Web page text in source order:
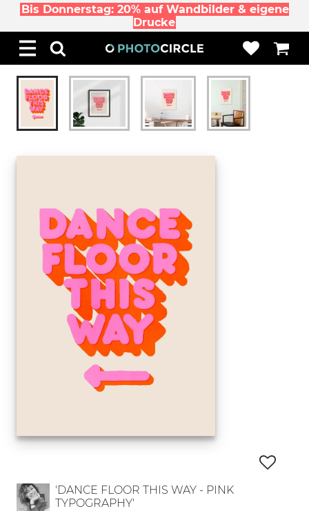
Bis Donnerstag: 20% auf Wandbilder & eigene
Drucke
'DANCE FLOOR THIS WAY - PINK
TYPOGRAPHY'